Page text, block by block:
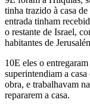
tinha trazido à casa
entrada tinham
o restante de Israel,
habitantes de
10E eles o
superintendiam a
obra, e trabalhavam
repararem a casa.